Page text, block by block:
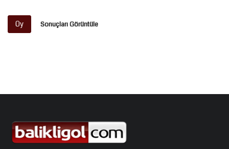
Oy Sonuçları Görüntüle